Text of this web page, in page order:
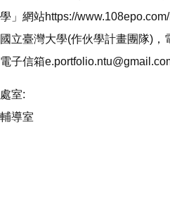
學」網站https://
國立臺灣大學(作伙學計畫團隊)，
電子信箱
處室:
輔導室